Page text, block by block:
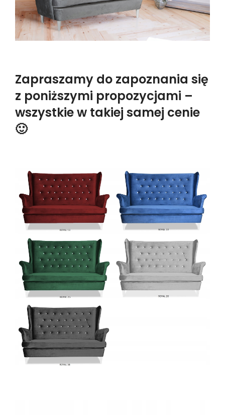
Zapraszamy do zapoznania się
z poniższymi propozycjami –
wszystkie w takiej samej cenie
🙂